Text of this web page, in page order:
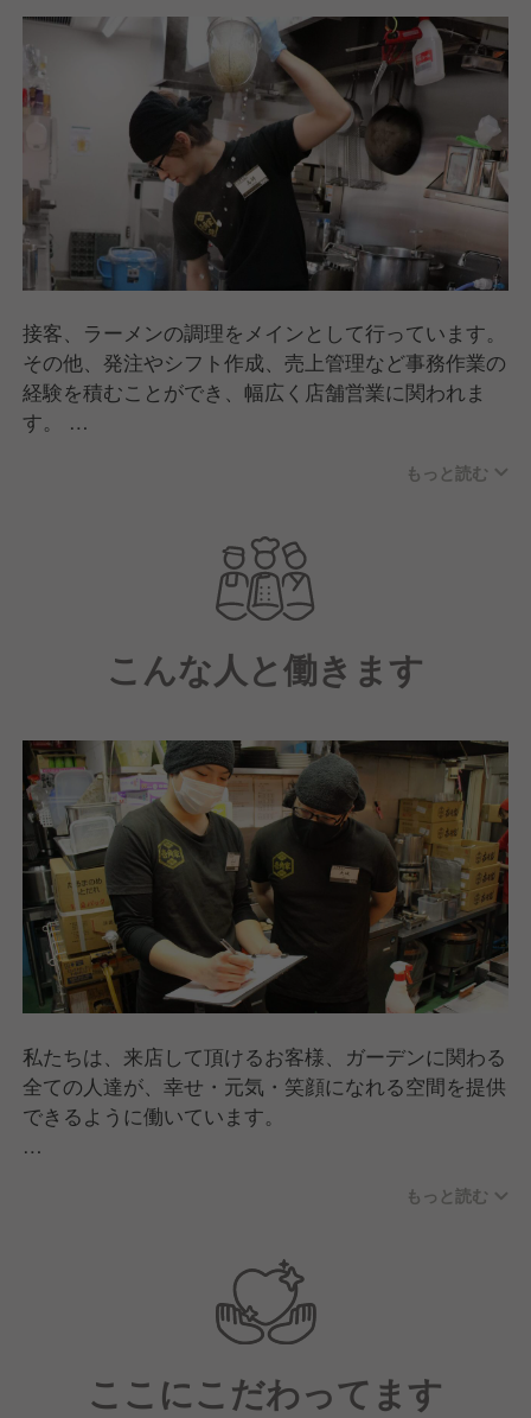
接客、ラーメンの調理をメインとして行っています。
その他、発注やシフト作成、売上管理など事務作業の
経験を積むことができ、幅広く店舗営業に関われま
す。
パートナーさんも社員も笑顔と活気にあふれた元気い
もっと読む
こんな人と働きます
私たちは、来店して頂けるお客様、ガーデンに関わる
全ての人達が、幸せ・元気・笑顔になれる空間を提供
できるように働いています。
で明るく楽しい従業員が多い職場環境です。もっと読む
ここにこだわってます